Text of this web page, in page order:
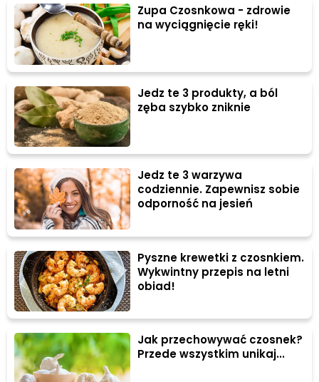
Zupa Czosnkowa - zdrowie
na wyciągnięcie ręki!
Jedz te 3 produkty, a ból
zęba szybko zniknie
Jedz te 3 warzywa
codziennie. Zapewnisz sobie
odporność na jesień
Pyszne krewetki z czosnkiem.
Wykwintny przepis na letni
obiad!
Jak przechowywać czosnek?
Przede wszystkim unikaj...